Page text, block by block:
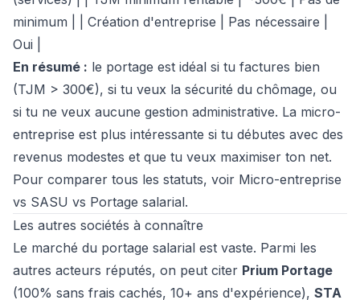
minimum | | Création d'entreprise | Pas nécessaire |
Oui |
En résumé : le portage est idéal si tu factures bien
(TJM > 300€), si tu veux la sécurité du chômage, ou
si tu ne veux aucune gestion administrative. La micro-
entreprise est plus intéressante si tu débutes avec des
revenus modestes et que tu veux maximiser ton net.
Pour comparer tous les statuts, voir Micro-entreprise
vs SASU vs Portage salarial.
Les autres sociétés à connaître
Le marché du portage salarial est vaste. Parmi les
autres acteurs réputés, on peut citer Prium Portage
(100% sans frais cachés, 10+ ans d'expérience), STA